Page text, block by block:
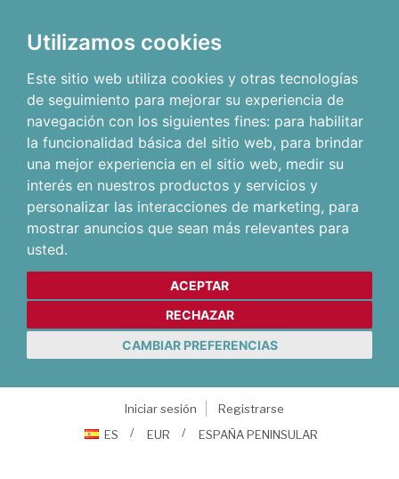
Utilizamos cookies
Este sitio web utiliza cookies y otras tecnologías
de seguimiento para mejorar su experiencia de
navegación con los siguientes fines: para habilitar
la funcionalidad básica del sitio web, para brindar
una mejor experiencia en el sitio web, medir su
interés en nuestros productos y servicios y
personalizar las interacciones de marketing, para
mostrar anuncios que sean más relevantes para
usted.
ACEPTAR
RECHAZAR
CAMBIAR PREFERENCIAS
Iniciar sesión
Registrarse
ES
EUR ESPAÑA PENINSULAR